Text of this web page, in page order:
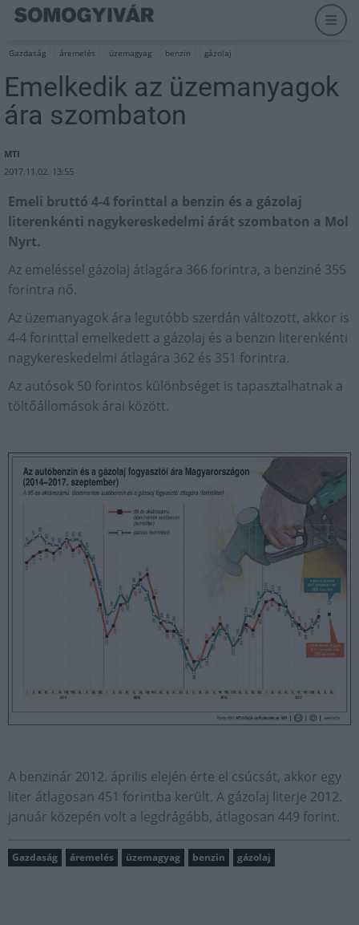
Gazdaság áremelés üzemagyag benzin gázolaj
Emelkedik az üzemanyagok
ára szombaton
MTI
2017.11.02. 13:55
Emeli bruttó 4-4 forinttal a benzin és a gázolaj
literenkénti nagykereskedelmi árát szombaton a Mol
Nyrt.
Az emeléssel gázolaj átlagára 366 forintra, a benziné 355
forintra nő.
Az üzemanyagok ára legutóbb szerdán változott, akkor is
4-4 forinttal emelkedett a gázolaj és a benzin literenkénti
nagykereskedelmi átlagára 362 és 351 forintra.
Az autósok 50 forintos különbséget is tapasztalhatnak a
töltőállomások árai között.
A benzinár 2012. április elején érte el csúcsát, akkor egy
liter átlagosan 451 forintba került. A gázolaj literje 2012.
január közepén volt a legdrágább, átlagosan 449 forint.
Gazdaság áremelés üzemagyag benzin gázolaj